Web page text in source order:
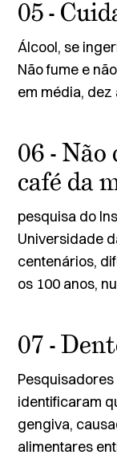
05 -
Álcool, se
Não fume e
em média, dez
06 - Não
café da
pesquisa do
Universidade
centenários,
os 100 anos,
07 -
identificaram
gengiva,
alimentares